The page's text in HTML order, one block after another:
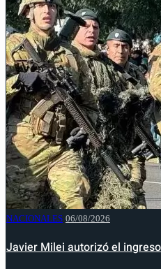
NACIONALES 06/08/2026
Javier Milei autorizó el